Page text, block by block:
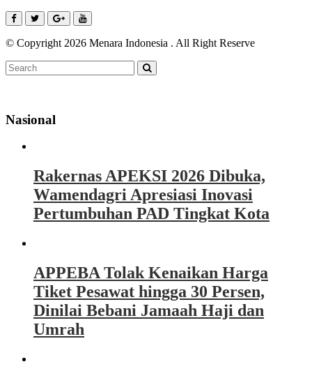
© Copyright 2026 Menara Indonesia . All Right Reserve
Nasional
Rakernas APEKSI 2026 Dibuka,
Wamendagri Apresiasi Inovasi
Pertumbuhan PAD Tingkat Kota
APPEBA Tolak Kenaikan Harga
Tiket Pesawat hingga 30 Persen,
Dinilai Bebani Jamaah Haji dan
Umrah